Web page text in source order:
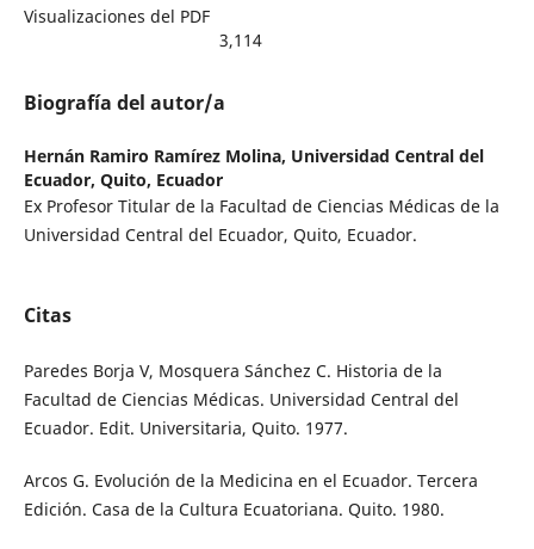
Visualizaciones del PDF
3,114
Biografía del autor/a
Hernán Ramiro Ramírez Molina, Universidad Central del
Ecuador, Quito, Ecuador
Ex Profesor Titular de la Facultad de Ciencias Médicas de la
Universidad Central del Ecuador, Quito, Ecuador.
Citas
Paredes Borja V, Mosquera Sánchez C. Historia de la
Facultad de Ciencias Médicas. Universidad Central del
Ecuador. Edit. Universitaria, Quito. 1977.
Arcos G. Evolución de la Medicina en el Ecuador. Tercera
Edición. Casa de la Cultura Ecuatoriana. Quito. 1980.